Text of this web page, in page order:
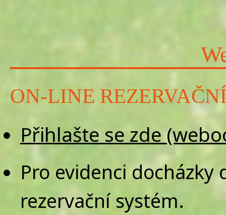
ON-LINE
Přihlašte se zde
Pro evidenci
rezervační systém.